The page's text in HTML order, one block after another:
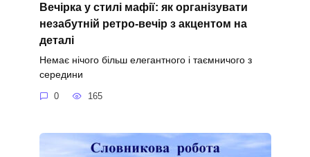
Вечірка у стилі мафії: як організувати
незабутній ретро-вечір з акцентом на
деталі
Немає нічого більш елегантного і таємничого з
середини
0 165